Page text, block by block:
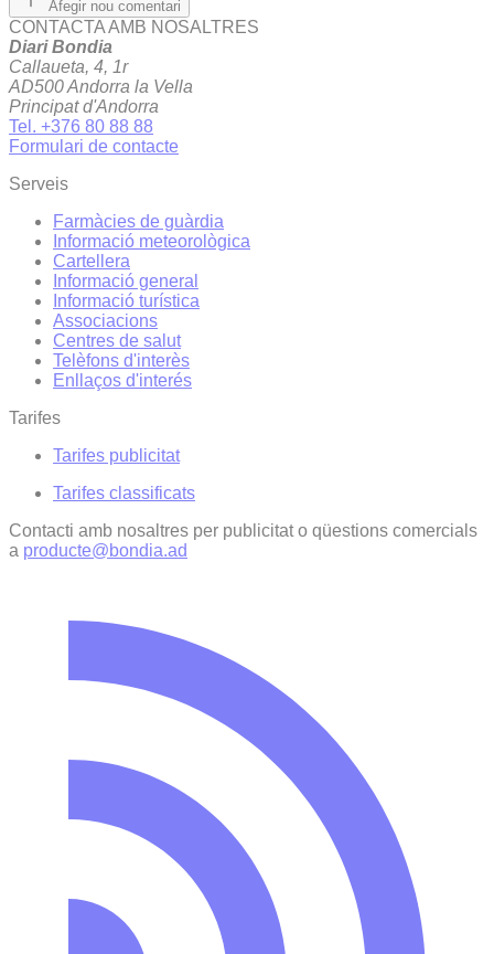
Afegir nou comentari
CONTACTA AMB NOSALTRES
Diari Bondia
Callaueta, 4, 1r
AD500 Andorra la Vella
Principat d'Andorra
Tel. +376 80 88 88
Formulari de contacte
Serveis
Farmàcies de guàrdia
Informació meteorològica
Cartellera
Informació general
Informació turística
Associacions
Centres de salut
Telèfons d'interès
Enllaços d'interés
Tarifes
Tarifes publicitat
Tarifes classificats
Contacti amb nosaltres per publicitat o qüestions comercials
a producte@bondia.ad